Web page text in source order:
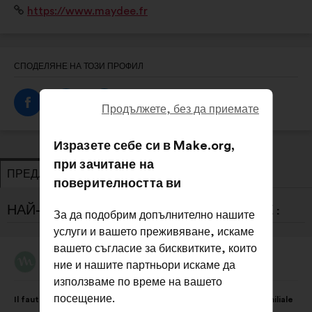
travail domestique pour mesurer et objectiver la
Уебсайт:
https://www.maydee.fr
СПОДЕЛЯНЕ НА ТОЗИ ПРОФИЛ
ПРЕДЛОЖЕНИЯ
НАЙ-НОВИТЕ ПРЕДЛОЖЕНИЯ ОТ MAYDÉE :
Предложение
Maydée
Съдържание
на
Il faut agir sur les inégalités dans la sphère domestique et familiale
разпределението
Продължете, без да приемате
Изразете себе си в Make.org,
при зачитане на
поверителността ви
За да подобрим допълнително нашите
услуги и вашето преживяване, искаме
вашето съгласие за бисквитките, които
ние и нашите партньори искаме да
използваме по време на вашето
посещение.